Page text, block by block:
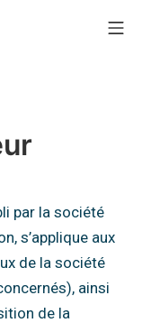
par la société
s’applique aux
de la société
ainsi
de la